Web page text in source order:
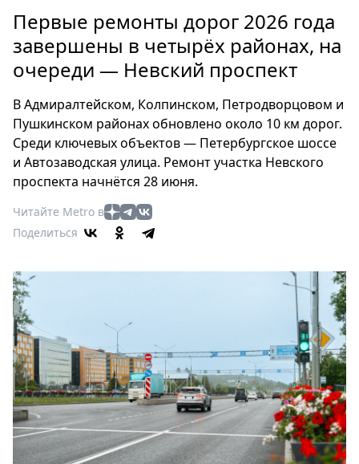
Россия
Мир
Здоровье
Туризм
Мода
Театр
Кино
Афиша
Книги
Пресс-
Metro
Стримы
Спецпроекты
Звезды
Выборы
2026
Скачай
Первые ремонты дорог 2026 года
завершены в четырёх районах, на
очереди — Невский проспект
В Адмиралтейском, Колпинском, Петродворцовом и
Пушкинском районах обновлено около 10 км дорог.
Среди ключевых объектов — Петербургское шоссе
и Автозаводская улица. Ремонт участка Невского
проспекта начнётся 28 июня.
Читайте Metro в
Поделиться